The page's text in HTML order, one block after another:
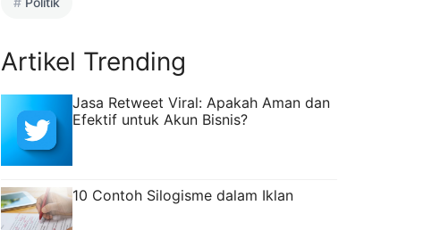
Artikel Trending
Jasa Retweet Viral: Apakah Aman dan
Efektif untuk Akun Bisnis?
10 Contoh Silogisme dalam Iklan